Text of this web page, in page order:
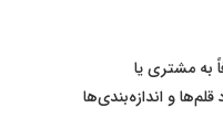
به مشتری یا
و اندازه‌بندی‌ها